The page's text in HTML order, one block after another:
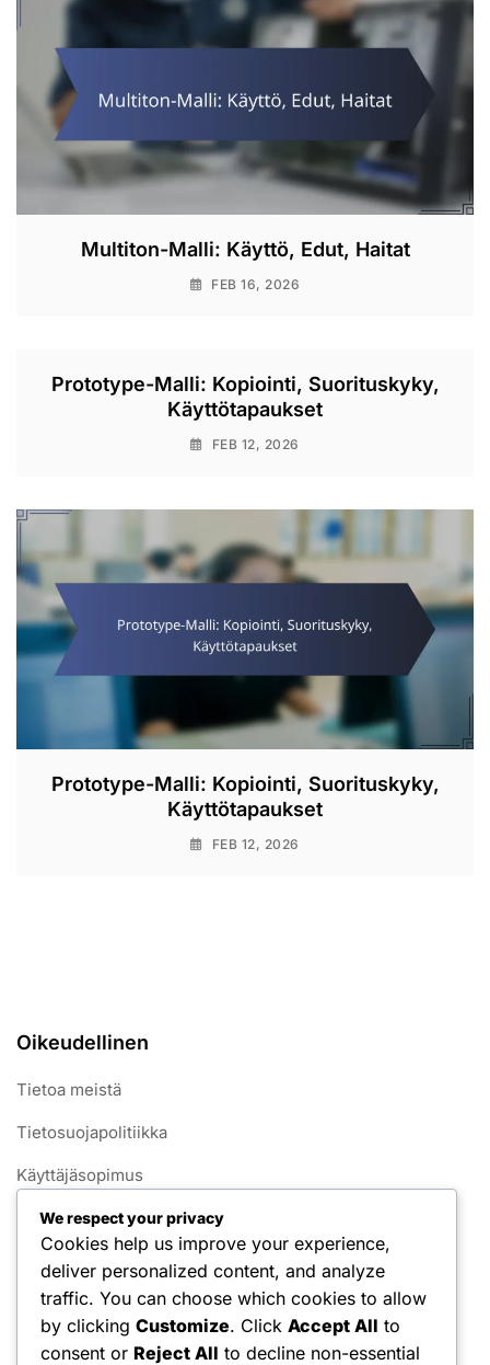
Multiton-Malli: Käyttö, Edut, Haitat
FEB 16, 2026
Prototype-Malli: Kopiointi, Suorituskyky,
Käyttötapaukset
FEB 12, 2026
Prototype-Malli: Kopiointi, Suorituskyky,
Käyttötapaukset
FEB 12, 2026
Oikeudellinen
Tietoa meistä
Tietosuojapolitiikka
Käyttäjäsopimus
Yhteystiedot
Evästekäytäntö
Kategoriat
We respect your privacy
Cookies help us improve your experience,
deliver personalized content, and analyze
traffic. You can choose which cookies to allow
by clicking Customize. Click Accept All to
consent or Reject All to decline non-essential